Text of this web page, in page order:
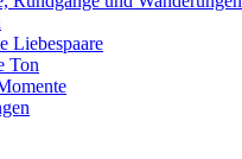
Liebespaare
Ton